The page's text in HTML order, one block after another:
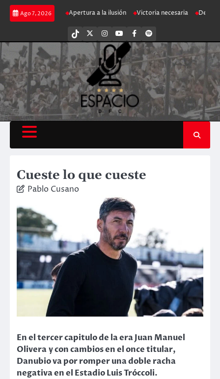
Saltar
Ago 7, 2026
franjeado Apertura a la ilusión Victoria necesaria Decepción
tiktok TwitterInstagramYoutube
Facebook
Spotify
Cueste lo que cueste
Pablo Cusano
En el tercer capitulo de la era Juan Manuel
Oliveray con cambios en el once titular,
Danubio va por romper una doble racha
negativa en el Estadio Luis Tróccoli.